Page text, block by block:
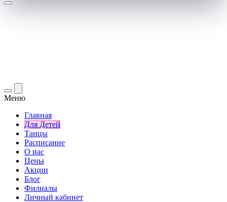
Меню
Главная
Для Детей
Танцы
Расписание
О нас
Цены
Акции
Блог
Филиалы
Личный кабинет